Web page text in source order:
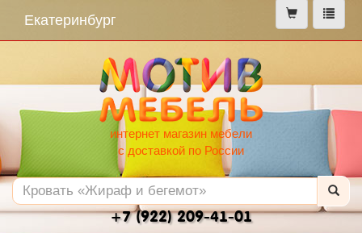
меню
Екатеринбург
интернет магазин мебели
с доставкой по России
+7 (922) 209-41-01